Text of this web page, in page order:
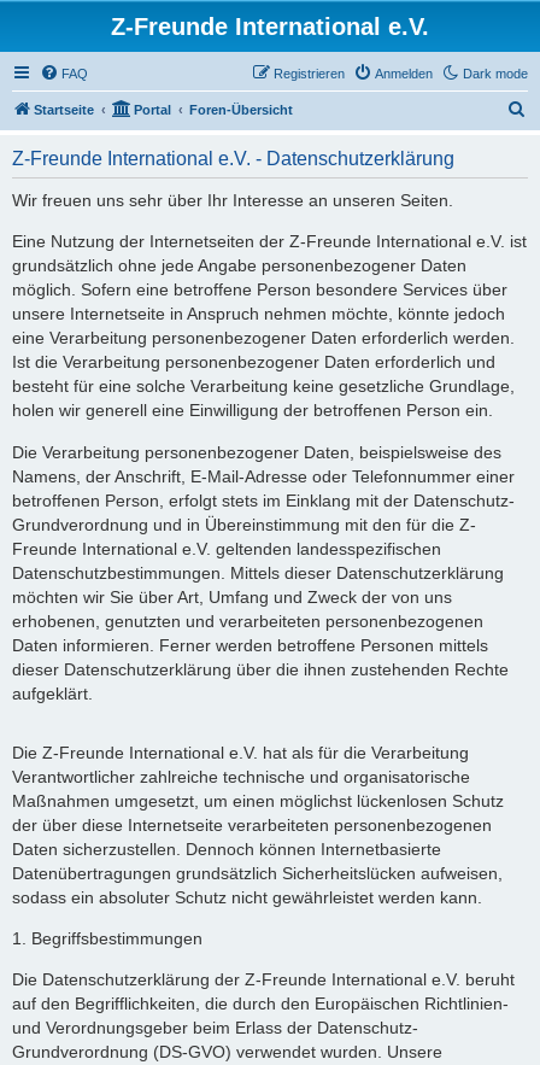
Z-Freunde International e.V.
Dark mode
FAQ Anmelden
Registrieren
Startseite Portal Foren-Übersicht
Z-Freunde International e.V. - Datenschutzerklärung
Wir freuen uns sehr über Ihr Interesse an unseren Seiten.
Eine Nutzung der Internetseiten der Z-Freunde International e.V. ist
grundsätzlich ohne jede Angabe personenbezogener Daten
möglich. Sofern eine betroffene Person besondere Services über
unsere Internetseite in Anspruch nehmen möchte, könnte jedoch
eine Verarbeitung personenbezogener Daten erforderlich werden.
Ist die Verarbeitung personenbezogener Daten erforderlich und
besteht für eine solche Verarbeitung keine gesetzliche Grundlage,
holen wir generell eine Einwilligung der betroffenen Person ein.
Die Verarbeitung personenbezogener Daten, beispielsweise des
Namens, der Anschrift, E-Mail-Adresse oder Telefonnummer einer
betroffenen Person, erfolgt stets im Einklang mit der Datenschutz-
Grundverordnung und in Übereinstimmung mit den für die Z-
Freunde International e.V. geltenden landesspezifischen
Datenschutzbestimmungen. Mittels dieser Datenschutzerklärung
möchten wir Sie über Art, Umfang und Zweck der von uns
erhobenen, genutzten und verarbeiteten personenbezogenen
Daten informieren. Ferner werden betroffene Personen mittels
dieser Datenschutzerklärung über die ihnen zustehenden Rechte
aufgeklärt.
Die Z-Freunde International e.V. hat als für die Verarbeitung
Verantwortlicher zahlreiche technische und organisatorische
Maßnahmen umgesetzt, um einen möglichst lückenlosen Schutz
der über diese Internetseite verarbeiteten personenbezogenen
Daten sicherzustellen. Dennoch können Internetbasierte
Datenübertragungen grundsätzlich Sicherheitslücken aufweisen,
sodass ein absoluter Schutz nicht gewährleistet werden kann.
1. Begriffsbestimmungen
Die Datenschutzerklärung der Z-Freunde International e.V. beruht
auf den Begrifflichkeiten, die durch den Europäischen Richtlinien-
und Verordnungsgeber beim Erlass der Datenschutz-
Grundverordnung (DS-GVO) verwendet wurden. Unsere